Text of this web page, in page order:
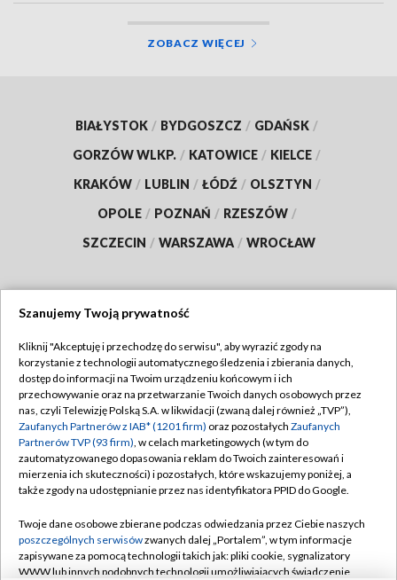
ZOBACZ WIĘCEJ
BIAŁYSTOK / BYDGOSZCZ / GDAŃSK /
GORZÓW WLKP. / KATOWICE / KIELCE /
KRAKÓW / LUBLIN / ŁÓDŹ / OLSZTYN /
OPOLE / POZNAŃ / RZESZÓW /
SZCZECIN / WARSZAWA / WROCŁAW
TVP
Abonament TVP
Emisja w TVP
Centrum informacji TVP
Naziemna Telewizja Cyfrowa
Rada Programowa
System NOS
Regulamin TVP
Polityka prywatności
Moje zgody
Pomoc
Kontakt
Szanujemy Twoją prywatność
Kliknij "Akceptuję i przechodzę do serwisu", aby wyrazić zgody na
korzystanie z technologii automatycznego śledzenia i zbierania danych,
dostęp do informacji na Twoim urządzeniu końcowym i ich
przechowywanie oraz na przetwarzanie Twoich danych osobowych przez
nas, czyli Telewizję Polską S.A. w likwidacji (zwaną dalej również „TVP”),
Zaufanych Partnerów z IAB* (1201 firm) oraz pozostałych Zaufanych
Partnerów TVP (93 firm), w celach marketingowych (w tym do
zautomatyzowanego dopasowania reklam do Twoich zainteresowań i
mierzenia ich skuteczności) i pozostałych, które wskazujemy poniżej, a
także zgody na udostępnianie przez nas identyfikatora PPID do Google.
Twoje dane osobowe zbierane podczas odwiedzania przez Ciebie naszych
poszczególnych serwisówzwanych dalej „Portalem”, w tym informacje
zapisywane za pomocą technologii takich jak: pliki cookie, sygnalizatory
WWW lub innych podobnych technologii umożliwiających świadczenie